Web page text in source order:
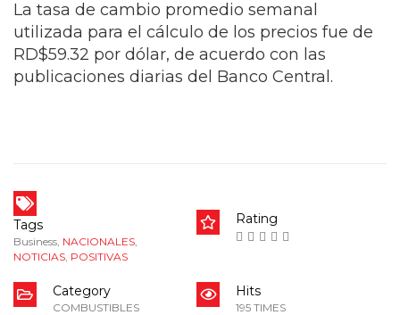
La tasa de cambio promedio semanal
utilizada para el cálculo de los precios fue de
RD$59.32 por dólar, de acuerdo con las
publicaciones diarias del Banco Central.
Tags
Business NACIONALES
NOTICIAS POSITIVAS
Rating
Category
COMBUSTIBLES
Hits
195 TIMES